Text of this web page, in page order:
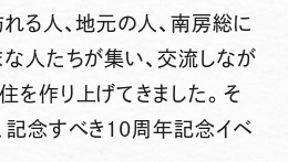
る人、地元の人、南房総に
な人たちが集い、交流しなが
を作り上げてきました。そ
記念すべき10周年記念イベ